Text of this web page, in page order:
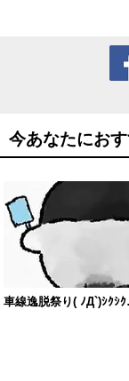
今あなたにお
車線逸脱祭り( ﾉД`)ｼｸｼ